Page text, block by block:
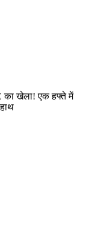
का खेला! एक हफ्ते में